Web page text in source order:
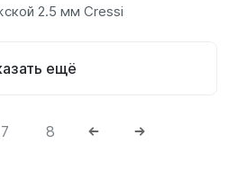
2.5 мм Cressi
ещё
7 8